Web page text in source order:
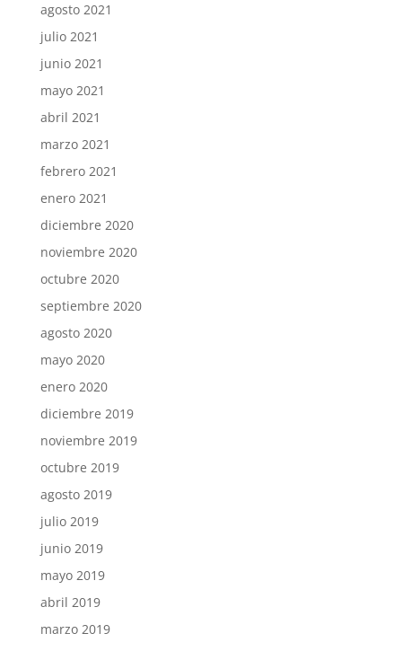
agosto 2021
julio 2021
junio 2021
mayo 2021
abril 2021
marzo 2021
febrero 2021
enero 2021
diciembre 2020
noviembre 2020
octubre 2020
septiembre 2020
agosto 2020
mayo 2020
enero 2020
diciembre 2019
noviembre 2019
octubre 2019
agosto 2019
julio 2019
junio 2019
mayo 2019
abril 2019
marzo 2019